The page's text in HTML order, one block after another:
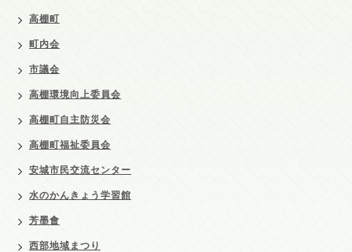
高棚町
町内会
市議会
高棚環境向上委員会
高棚町自主防災会
高棚町福祉委員会
安城市民交流センター
水のかんきょう学習館
芳墨會
西部地域まつり